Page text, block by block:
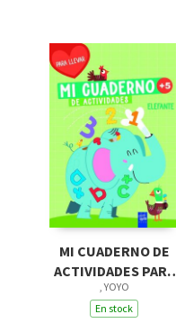
MI CUADERNO DE
ACTIVIDADES PARA
LLEVAR. ELEFANTE
, YOYO
En stock